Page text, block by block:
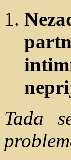
Tada